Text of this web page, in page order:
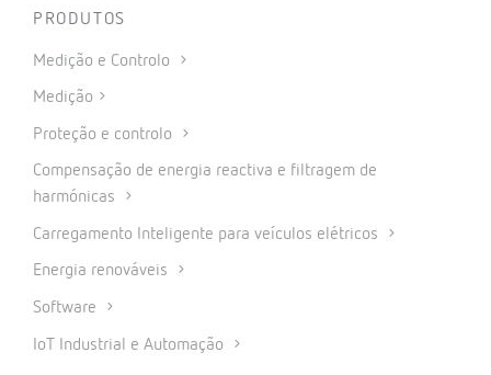
PRODUTOS
Medição e Controlo
Medição
Proteção e controlo
Compensação de energia reactiva e filtragem de
harmónicas
Carregamento Inteligente para veículos elétricos
Energia renováveis
Software
IoT Industrial e Automação